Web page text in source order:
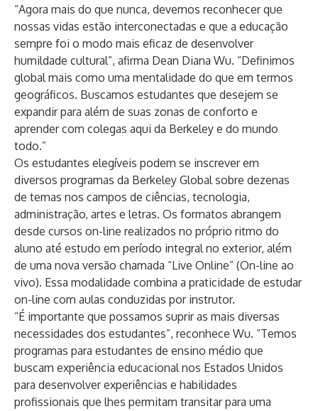
“Agora mais do que nunca, devemos reconhecer que
nossas vidas estão interconectadas e que a educação
sempre foi o modo mais eficaz de desenvolver
humildade cultural”, afirma Dean Diana Wu. “Definimos
global mais como uma mentalidade do que em termos
geográficos. Buscamos estudantes que desejem se
expandir para além de suas zonas de conforto e
aprender com colegas aqui da Berkeley e do mundo
todo.”
Os estudantes elegíveis podem se inscrever em
diversos programas da Berkeley Global sobre dezenas
de temas nos campos de ciências, tecnologia,
administração, artes e letras. Os formatos abrangem
desde cursos on-line realizados no próprio ritmo do
aluno até estudo em período integral no exterior, além
de uma nova versão chamada “Live Online” (On-line ao
vivo). Essa modalidade combina a praticidade de estudar
on-line com aulas conduzidas por instrutor.
“É importante que possamos suprir as mais diversas
necessidades dos estudantes”, reconhece Wu. “Temos
programas para estudantes de ensino médio que
buscam experiência educacional nos Estados Unidos
para desenvolver experiências e habilidades
profissionais que lhes permitam transitar para uma